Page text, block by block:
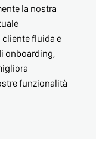
la nostra
fluida e
onboarding,
funzionalità